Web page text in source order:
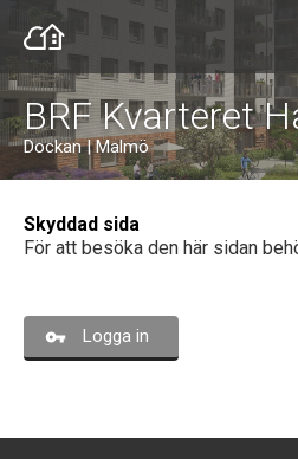
BRF Kvarteret
Dockan | Malmö
Skyddad sida
För att besöka den här sidan
Logga in